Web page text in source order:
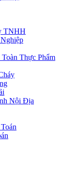
TNHH
Thực Phẩm
Nội Địa